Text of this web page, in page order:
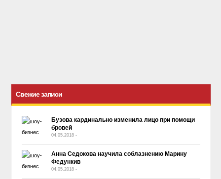
Свежие записи
Бузова кардинально изменила лицо при помощи
бровей
04.05.2018 -
Анна Седокова научила соблазнению Марину
Федункив
04.05.2018 -